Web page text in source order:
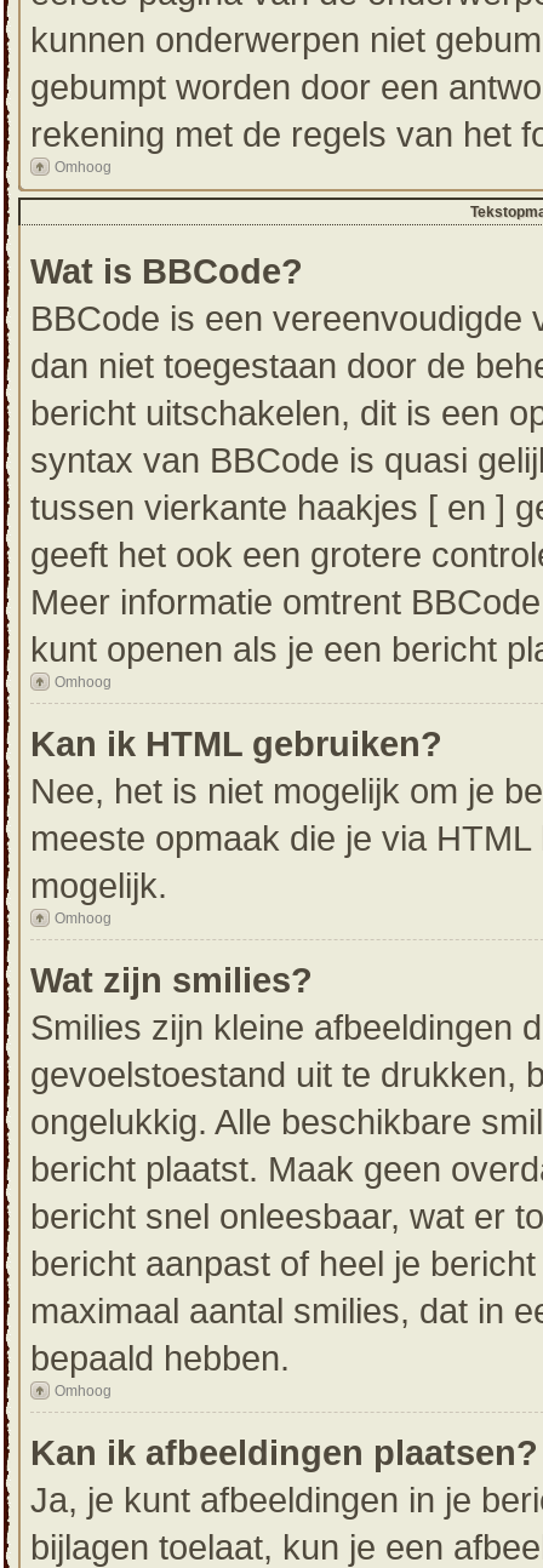
kunnen onderwerpen niet
gebumpt worden door een
rekening met de regels van het
Omhoog
Wat is BBCode?
BBCode is een
dan niet toegestaan door de
bericht uitschakelen, dit is een
syntax van BBCode is quasi
tussen vierkante haakjes [ en ]
geeft het ook een grotere
Meer informatie omtrent
kunt openen als je een bericht
Omhoog
Kan ik HTML gebruiken?
Nee, het is niet mogelijk om je
meeste opmaak die je via
mogelijk.
Omhoog
Wat zijn smilies?
Smilies zijn kleine afbeeldingen
gevoelstoestand uit te drukken,
ongelukkig. Alle beschikbare
bericht plaatst. Maak geen
bericht snel onleesbaar, wat er
bericht aanpast of heel je
maximaal aantal smilies, dat in
bepaald hebben.
Omhoog
Kan ik afbeeldingen plaatsen?
Ja, je kunt afbeeldingen in je
bijlagen toelaat, kun je een